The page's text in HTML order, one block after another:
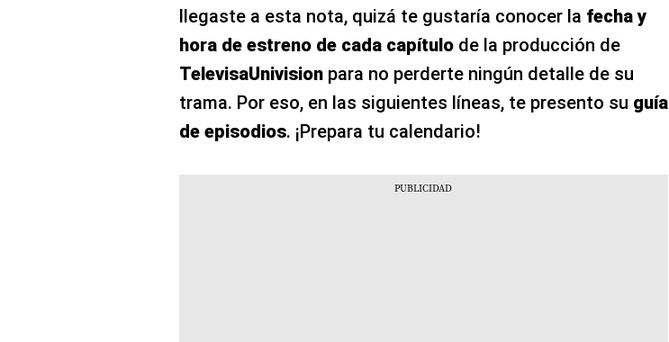
llegaste a esta nota, quizá te gustaría conocer la fecha y
hora de estreno de cada capítulode la producción de
TelevisaUnivision para no perderte ningún detalle de su
trama. Por eso, en las siguientes líneas, te presento su guía
de episodios. ¡Prepara tu calendario!